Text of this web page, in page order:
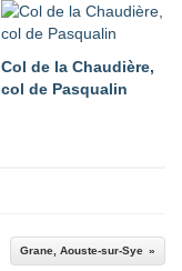
Col de la Chaudière,
col de Pasqualin
Grane, Aouste-sur-Sye